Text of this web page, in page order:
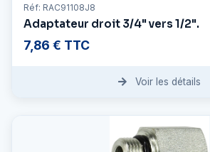
Réf: RAC91108J8
Adaptateur droit 3/4" vers 1/2".
7,86 € TTC
Voir les détails